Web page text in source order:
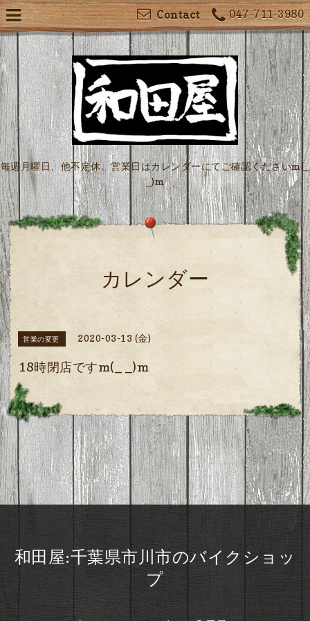
047-711-3980
Contact
毎週月曜日、他不定休。営業日はカレンダーにてご確認くださいm(_
_)m
カレンダー
営業の変更 2020-03-13 (金)
18時閉店ですm(_ _)m
和田屋:千葉県市川市のバイクショッ
プ